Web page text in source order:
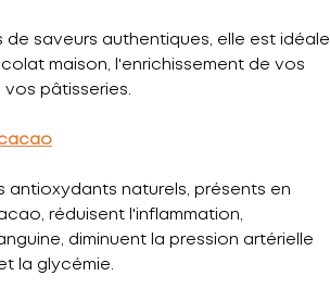
de saveurs authentiques, elle est idéale
maison, l'enrichissement de vos
pâtisseries.
antioxydants naturels, présents en
réduisent l'inflammation,
diminuent la pression artérielle
la glycémie.